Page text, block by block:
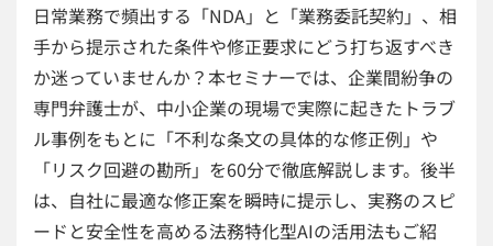
日常業務で頻出する「NDA」と「業務委託契約」、相
手から提示された条件や修正要求にどう打ち返すべき
か迷っていませんか？本セミナーでは、企業間紛争の
専門弁護士が、中小企業の現場で実際に起きたトラブ
ル事例をもとに「不利な条文の具体的な修正例」や
「リスク回避の勘所」を60分で徹底解説します。後半
は、自社に最適な修正案を瞬時に提示し、実務のスピ
ードと安全性を高める法務特化型AIの活用法もご紹